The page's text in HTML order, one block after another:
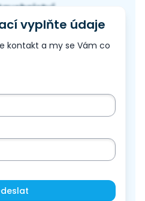
vyplňte údaje
kontakt a my se Vám co